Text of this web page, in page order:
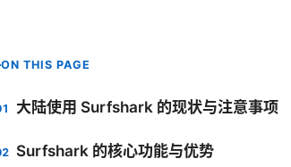
ON THIS PAGE
大陆使用 Surfshark 的现状与注意事项
Surfshark 的核心功能与优势